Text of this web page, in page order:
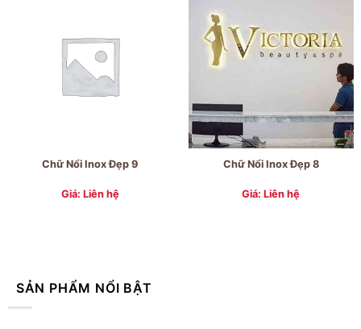
SẢN PHẨM NỔI BẬT
Chữ Nổi Inox Đẹp 9
Giá: Liên hệ
Chữ Nổi Inox Đẹp 8
Giá: Liên hệ